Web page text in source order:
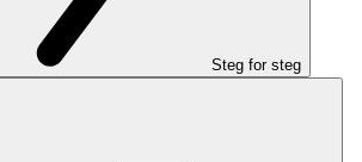
Steg for steg